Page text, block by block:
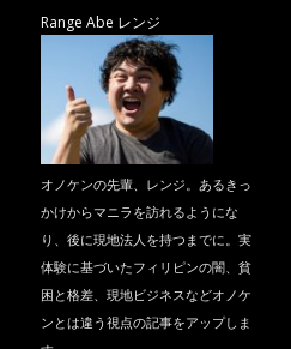
Range Abe レンジ
オノケンの先輩、レンジ。あるきっ
かけからマニラを訪れるようにな
り、後に現地法人を持つまでに。実
体験に基づいたフィリピンの闇、貧
困と格差、現地ビジネスなどオノケ
ンとは違う視点の記事をアップしま